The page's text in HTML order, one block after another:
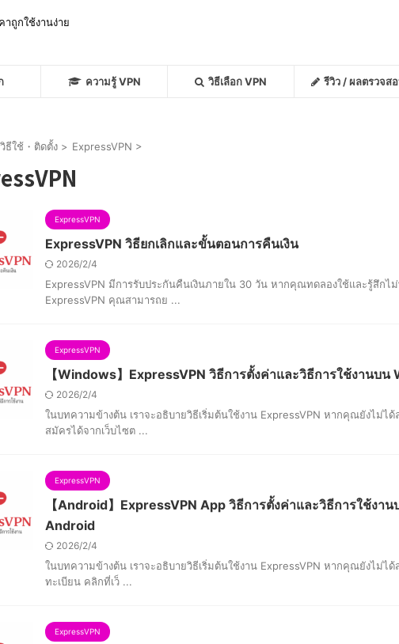
าถูกใช้งานง่าย
ความรู้ VPN วิธีเลือก VPN รีวิว / ผลตรวจส
วิธีใช้・ติดตั้ง > ExpressVPN >
ExpressVPN
ExpressVPN วิธียกเลิกและขั้นตอนการคืนเงิน
2026/2/4
ExpressVPN มีการรับประกันคืนเงินภายใน 30 วัน หากคุณทดลองใช้และรู้สึกไ
ExpressVPN คุณสามารถย ...
ExpressVPN
【Windows】ExpressVPN วิธีการตั้งค่าและวิธีการใช้งานบน
2026/2/4
ในบทความข้างต้น เราจะอธิบายวิธีเริ่มต้นใช้งาน ExpressVPN หากคุณยังไม่ได้
สมัครได้จากเว็บไซต ...
ExpressVPN
【Android】ExpressVPN App วิธีการตั้งค่าและวิธีการใช้งาน
Android
2026/2/4
ในบทความข้างต้น เราจะอธิบายวิธีเริ่มต้นใช้งาน ExpressVPN หากคุณยังไม่ได้
ทะเบียน คลิกที่เว็ ...
ExpressVPN